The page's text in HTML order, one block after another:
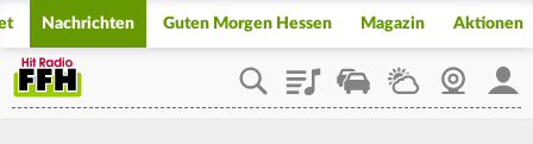
Nachrichten Guten Morgen Hessen Magazin Aktionen
PlaylistStaupilotWetterWebcam